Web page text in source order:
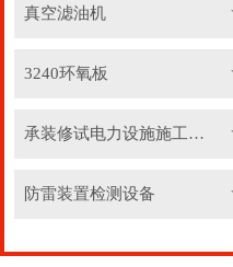
真空滤油机
3240环氧板
承装修试电力设施施工机具
防雷装置检测设备